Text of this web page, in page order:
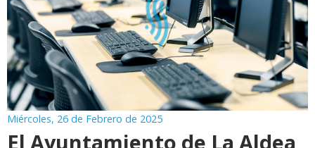
Miércoles, 26 de Febrero de 2025
El Ayuntamiento de La Aldea